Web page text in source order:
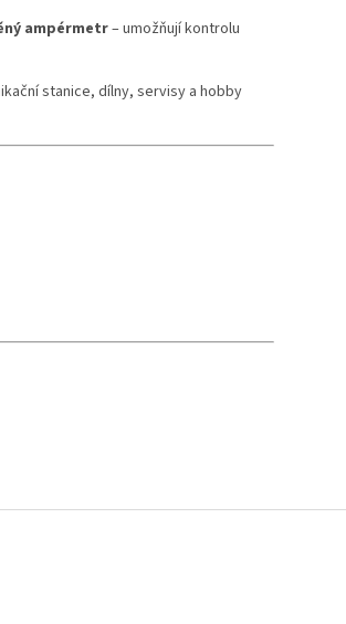
ampérmetr– umožňují kontrolu
stanice, dílny, servisy a hobby